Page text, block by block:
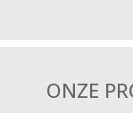
ONZE